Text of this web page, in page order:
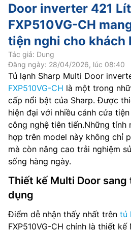
Door inverter 421
FXP510VG-CH
tiện nghi cho khách
Tác giả: Dung
Đăng ngày: 28/04/2026, lúc 08:40
Tủ lạnh Sharp Multi Door
FXP510VG-CH là một trong
cấp nổi bật của Sharp. Được
hiện đại với nhiều cánh cửa
công nghệ tiên tiến.Những
hợp trên model này không chỉ
mà còn nâng cao trải nghiệm
sống hàng ngày.
Thiết kế Multi Door
dụng
Điểm dễ nhận thấy nhất trên tủ
FXP510VG-CH chính là thiết